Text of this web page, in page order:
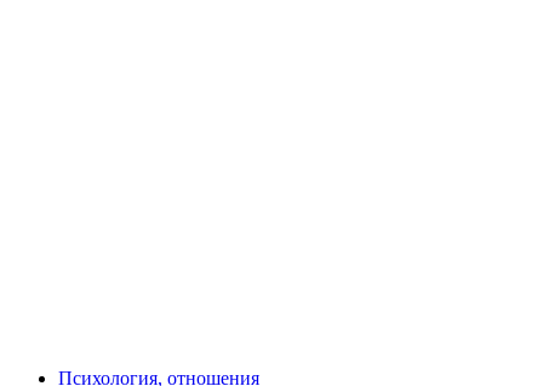
Психология, отношения